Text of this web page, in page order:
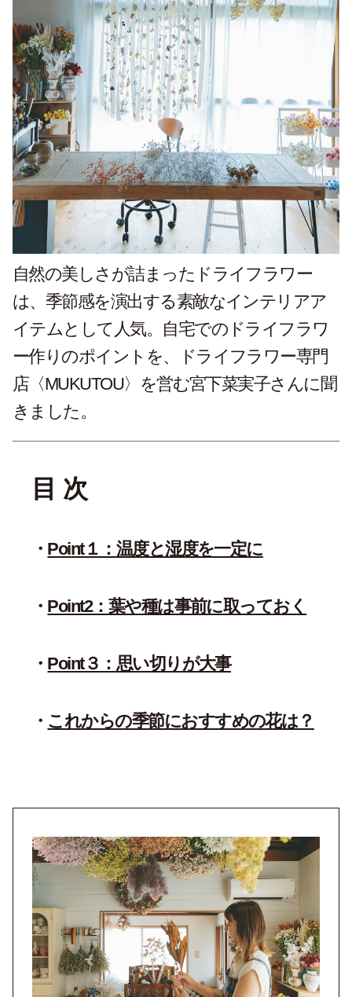
自然の美しさが詰まったドライフラワー
は、季節感を演出する素敵なインテリアア
イテムとして人気。自宅でのドライフラワ
ー作りのポイントを、ドライフラワー専門
店〈MUKUTOU〉を営む宮下菜実子さんに聞
きました。
目 次
Point１：温度と湿度を一定に
Point2：葉や種は事前に取っておく
Point３：思い切りが大事
これからの季節におすすめの花は？